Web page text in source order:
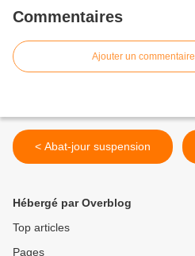
Commentaires
Ajouter un commentaire
< Abat-jour suspension
Hébergé par Overblog
Top articles
Pages